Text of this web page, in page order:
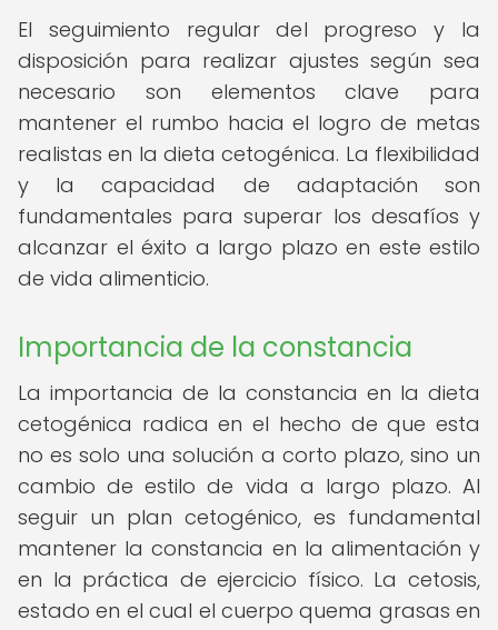
El seguimiento regular del progreso y la
disposición para realizar ajustes según sea
necesario son elementos clave para
mantener el rumbo hacia el logro de metas
realistas en la dieta cetogénica. La flexibilidad
y la capacidad de adaptación son
fundamentales para superar los desafíos y
alcanzar el éxito a largo plazo en este estilo
de vida alimenticio.
Importancia de la constancia
La importancia de la constancia en la dieta
cetogénica radica en el hecho de que esta
no es solo una solución a corto plazo, sino un
cambio de estilo de vida a largo plazo. Al
seguir un plan cetogénico, es fundamental
mantener la constancia en la alimentación y
en la práctica de ejercicio físico. La cetosis,
estado en el cual el cuerpo quema grasas en